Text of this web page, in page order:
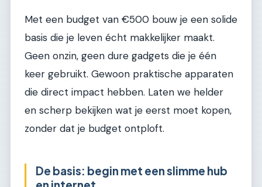
Met een budget van €500 bouw je een solide
basis die je leven écht makkelijker maakt.
Geen onzin, geen dure gadgets die je één
keer gebruikt. Gewoon praktische apparaten
die direct impact hebben. Laten we helder
en scherp bekijken wat je eerst moet kopen,
zonder dat je budget ontploft.
De basis: begin met een slimme hub